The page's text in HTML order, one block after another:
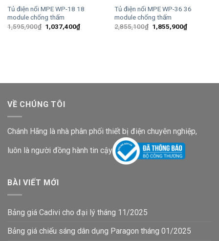
Tủ điện nổi MPE WP-18 18
module chống thấm
1,595,900₫ Giá
gốc
1,037,400₫Giá
hiện
Tủ điện nổi MPE WP-36 36
module chống thấm
2,855,100₫ Giá
gốc
1,855,900₫Giá
hiện
VỀ CHÚNG TÔI
Chánh Hãng là nhà phân phối thiết bị điện chuyên nghiệp,
luôn là người đồng hành tin cậy
BÀI VIẾT MỚI
Bảng giá Cadivi cho đại lý tháng 11/2025
Bảng giá chiếu sáng dân dụng Paragon tháng 01/2025